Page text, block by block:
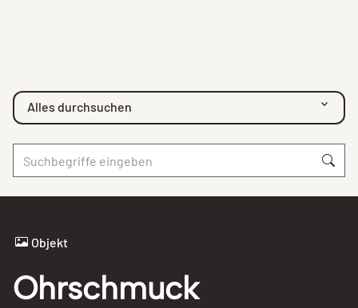
Alles durchsuchen
Objekt
Ohrschmuck